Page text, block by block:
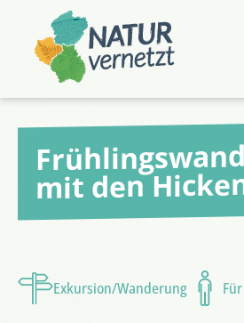
Hauptmenü
springen
Hauptinhalt
springen
mit den
Exkursion/Wanderung